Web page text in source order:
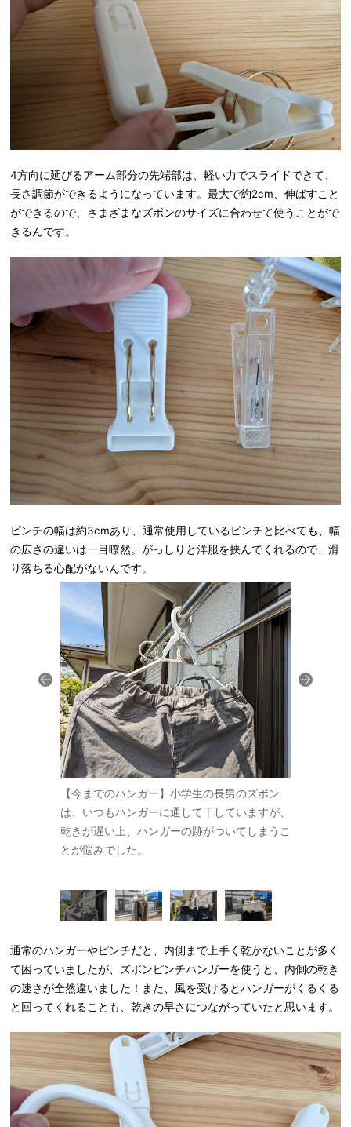
4方向に延びるアーム部分の先端部は、軽い力でスライドできて、
長さ調節ができるようになっています。最大で約2cm、伸ばすこと
ができるので、さまざまなズボンのサイズに合わせて使うことがで
きるんです。
ピンチの幅は約3cmあり、通常使用しているピンチと比べても、幅
の広さの違いは一目瞭然。がっしりと洋服を挟んでくれるので、滑
り落ちる心配がないんです。
【今までのハンガー】小学生の長男のズボン
は、いつもハンガーに通して干していますが、
乾きが遅い上、ハンガーの跡がついてしまうこ
とが悩みでした。
通常のハンガーやピンチだと、内側まで上手く乾かないことが多く
て困っていましたが、ズボンピンチハンガーを使うと、内側の乾き
の速さが全然違いました！また、風を受けるとハンガーがくるくる
と回ってくれることも、乾きの早さにつながっていたと思います。